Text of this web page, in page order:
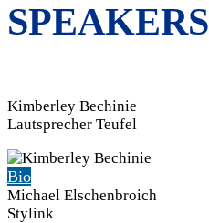
SPEAKERS
Kimberley Bechinie
Lautsprecher Teufel
Bio
Michael Elschenbroich
Stylink